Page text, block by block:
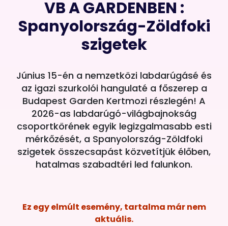
VB A GARDENBEN :
Spanyolország-Zöldfoki
szigetek
Június 15-én a nemzetközi labdarúgásé és
az igazi szurkolói hangulaté a főszerep a
Budapest Garden Kertmozi részlegén! A
2026-as labdarúgó-világbajnokság
csoportkörének egyik legizgalmasabb esti
mérkőzését, a Spanyolország-Zöldfoki
szigetek összecsapást közvetítjük élőben,
hatalmas szabadtéri led falunkon.
Ez egy elmúlt esemény, tartalma már nem
aktuális.